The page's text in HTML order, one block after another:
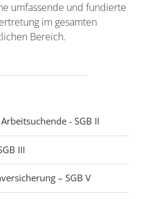
umfassende und fundierte
im gesamten
Bereich.
- SGB II
III
– SGB V